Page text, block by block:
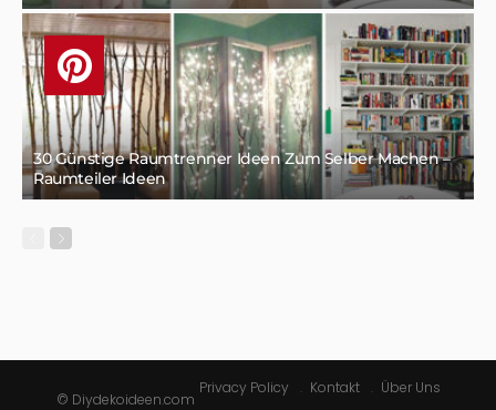
30 Günstige Raumtrenner Ideen Zum Selber Machen –
Raumteiler Ideen
© Diydekoideen.com
Privacy Policy Kontakt Über Uns